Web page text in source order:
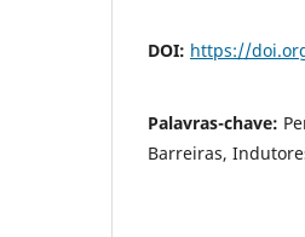
DOI: https://
Palavras-chave:
Barreiras,